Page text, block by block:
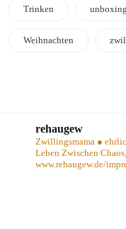
Trinken unboxing
Weihnachten
rehaugew
Zwillingsmama ●
Leben Zwischen
www.rehaugew.de/